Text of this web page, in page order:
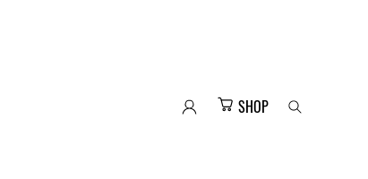
SHOP